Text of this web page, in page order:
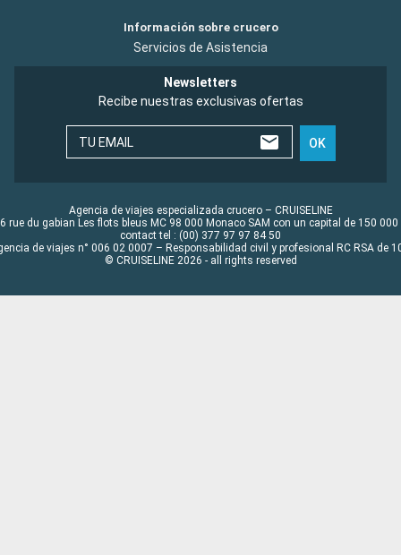
Información sobre crucero
Servicios de Asistencia
Newsletters
Recibe nuestras exclusivas ofertas
TU EMAIL OK
Agencia de viajes especializada crucero – CRUISELINE
rue du gabian Les flots bleus MC 98 000 Monaco SAM con un capital de 150 000
contact tel : (00) 377 97 97 84 50
de viajes n° 006 02 0007 – Responsabilidad civil y profesional RC RSA de
© CRUISELINE 2026 - all rights reserved